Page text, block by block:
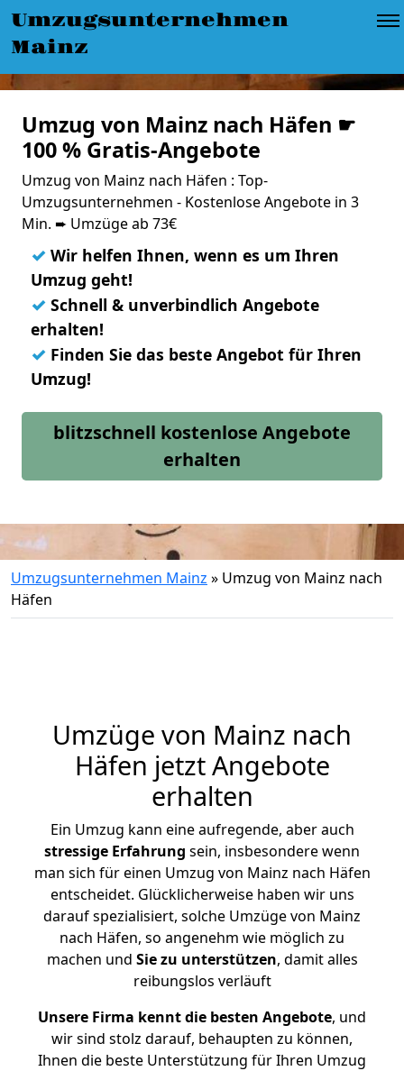
Umzugsunternehmen
Mainz
Umzug von Mainz nach Häfen ☛
100 % Gratis-Angebote
Umzug von Mainz nach Häfen : Top-
Umzugsunternehmen - Kostenlose Angebote in 3
Min. ➨ Umzüge ab 73€
✓ Wir helfen Ihnen, wenn es um Ihren
Umzug geht!
✓ Schnell & unverbindlich Angebote
erhalten!
✓ Finden Sie das beste Angebot für Ihren
Umzug!
blitzschnell kostenlose Angebote
erhalten
Umzugsunternehmen Mainz » Umzug von Mainz nach
Häfen
Umzüge von Mainz nach
Häfen jetzt Angebote
erhalten
Ein Umzug kann eine aufregende, aber auch
stressige Erfahrung sein, insbesondere wenn
man sich für einen Umzug von Mainz nach Häfen
entscheidet. Glücklicherweise haben wir uns
darauf spezialisiert, solche Umzüge von Mainz
nach Häfen, so angenehm wie möglich zu
machen und Sie zu unterstützen, damit alles
reibungslos verläuft
Unsere Firma kennt die besten Angebote, und
wir sind stolz darauf, behaupten zu können,
Ihnen die beste Unterstützung für Ihren Umzug